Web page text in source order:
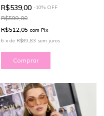
R$539,00 -10% OFF
R$599,00
R$512,05 com Pix
6 x de R$89,83 sem juros
Comprar